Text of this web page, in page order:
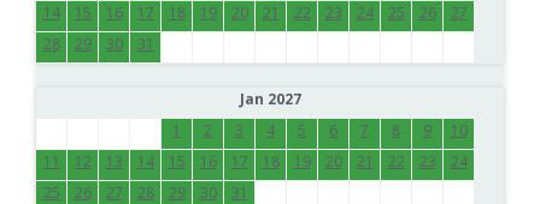
14
15 16 17 18 19 20 21 22 23 24 25 26
27
28
29 30 31
Jan 2027
1
2 3 4 5 6 7 8 9
10
11
12 13 14 15 16 17 18 19 20 21 22 23
24
25
26 27 28 29 30 31